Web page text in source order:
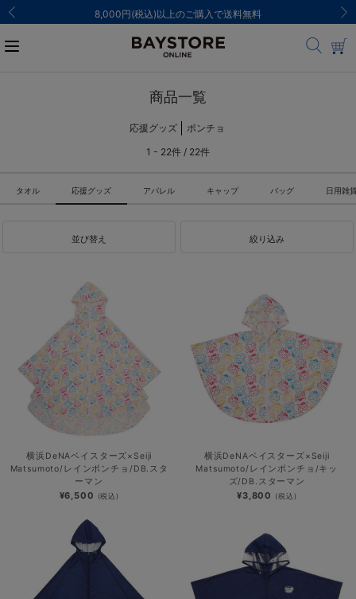
ご注文集中による発送についてのお知らせ
商品一覧
応援グッズ
ポンチョ
1 - 22件 / 22件
タオル 応援グッズ アパレル キャップ バッグ 日用雑
並び替え 絞り込み
横浜DeNAベイスターズ×Seiji
Matsumoto/レインポンチョ/DB.スタ
ーマン
¥6,500 (税込)
横浜DeNAベイスターズ×Seiji
Matsumoto/レインポンチョ/キッ
ズ/DB.スターマン
¥3,800 (税込)